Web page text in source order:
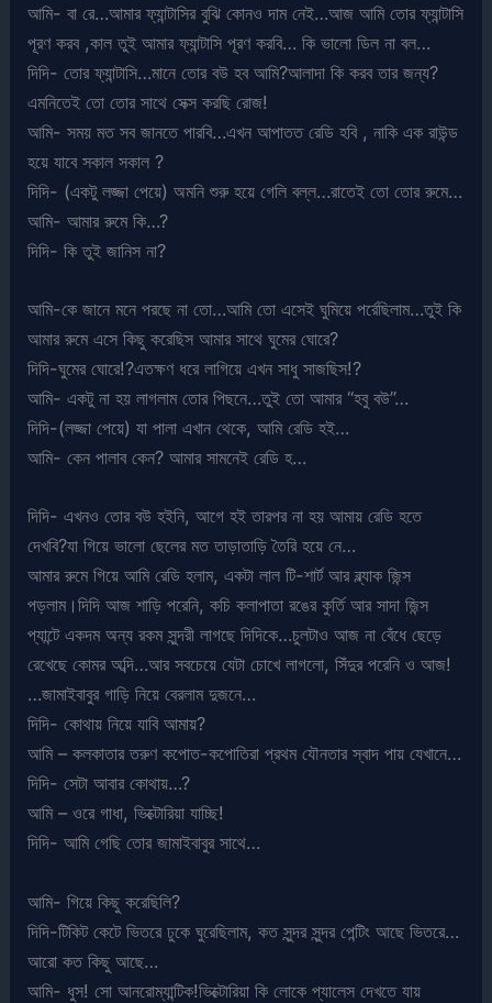
আমি- বা রে…আমার ফ্যান্টাসির বুঝি কোনও দাম নেই…আজ আমি তোর ফ্যান্টাসি
পূরণ করব ,কাল তুই আমার ফ্যান্টাসি পূরণ করবি… কি ভালো ডিল না বল…
দিদি- তোর ফ্যান্টাসি…মানে তোর বউ হব আমি?আলাদা কি করব তার জন্য?
এমনিতেই তো তোর সাথে সেক্স করছি রোজ!
আমি- সময় মত সব জানতে পারবি…এখন আপাতত রেডি হবি , নাকি এক রাউন্ড
হয়ে যাবে সকাল সকাল ?
দিদি- (একটু লজ্জা পেয়ে) অমনি শুরু হয়ে গেলি বল্ল…রাতেই তো তোর রুমে…
আমি- আমার রুমে কি…?
দিদি- কি তুই জানিস না?
আমি-কে জানে মনে পরছে না তো…আমি তো এসেই ঘুমিয়ে পর্রেছিলাম…তুই কি
আমার রুমে এসে কিছু করেছিস আমার সাথে ঘুমের ঘোরে?
দিদি-ঘুমের ঘোরে!?এতক্ষণ ধরে লাগিয়ে এখন সাধু সাজছিস!?
আমি- একটু না হয় লাগলাম তোর পিছনে…তুই তো আমার “হবু বউ”…
দিদি-(লজ্জা পেয়ে) যা পালা এখান থেকে, আমি রেডি হই…
আমি- কেন পালাব কেন? আমার সামনেই রেডি হ…
দিদি- এখনও তোর বউ হইনি, আগে হই তারপর না হয় আমায় রেডি হতে
দেখবি?যা গিয়ে ভালো ছেলের মত তাড়াতাড়ি তৈরি হয়ে নে…
আমার রুমে গিয়ে আমি রেডি হলাম, একটা লাল টি-শার্ট আর ব্ল্যাক জিন্স
পড়লাম।দিদি আজ শাড়ি পরেনি, কচি কলাপাতা রঙের কুর্তি আর সাদা জিন্স
প্যান্টে একদম অন্য রকম সুন্দরী লাগছে দিদিকে…চুলটাও আজ না বেঁধে ছেড়ে
রেখেছে কোমর অব্দি…আর সবচেয়ে যেটা চোখে লাগলো, সিঁদুর পরেনি ও আজ!
…জামাইবাবুর গাড়ি নিয়ে বেরলাম দুজনে…
দিদি- কোথায় নিয়ে যাবি আমায়?
আমি – কলকাতার তরুণ কপোত-কপোতিরা প্রথম যৌনতার স্বাদ পায় যেখানে…
দিদি- সেটা আবার কোথায়…?
আমি – ওরে গাধা, ভিক্টোরিয়া যাচ্ছি!
দিদি- আমি গেছি তোর জামাইবাবুর সাথে…
আমি- গিয়ে কিছু করেছিলি?
দিদি-টিকিট কেটে ভিতরে ঢুকে ঘুরেছিলাম, কত সুন্দর সুন্দর পেন্টিং আছে ভিতরে…
আরো কত কিছু আছে…
আমি- ধুস! সো আনরোম্যান্টিক!ভিক্টোরিয়া কি লোকে প্যালেস দেখতে যায়